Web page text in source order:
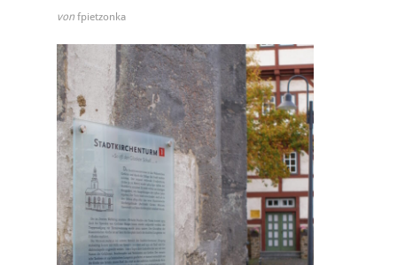
von fpietzonka